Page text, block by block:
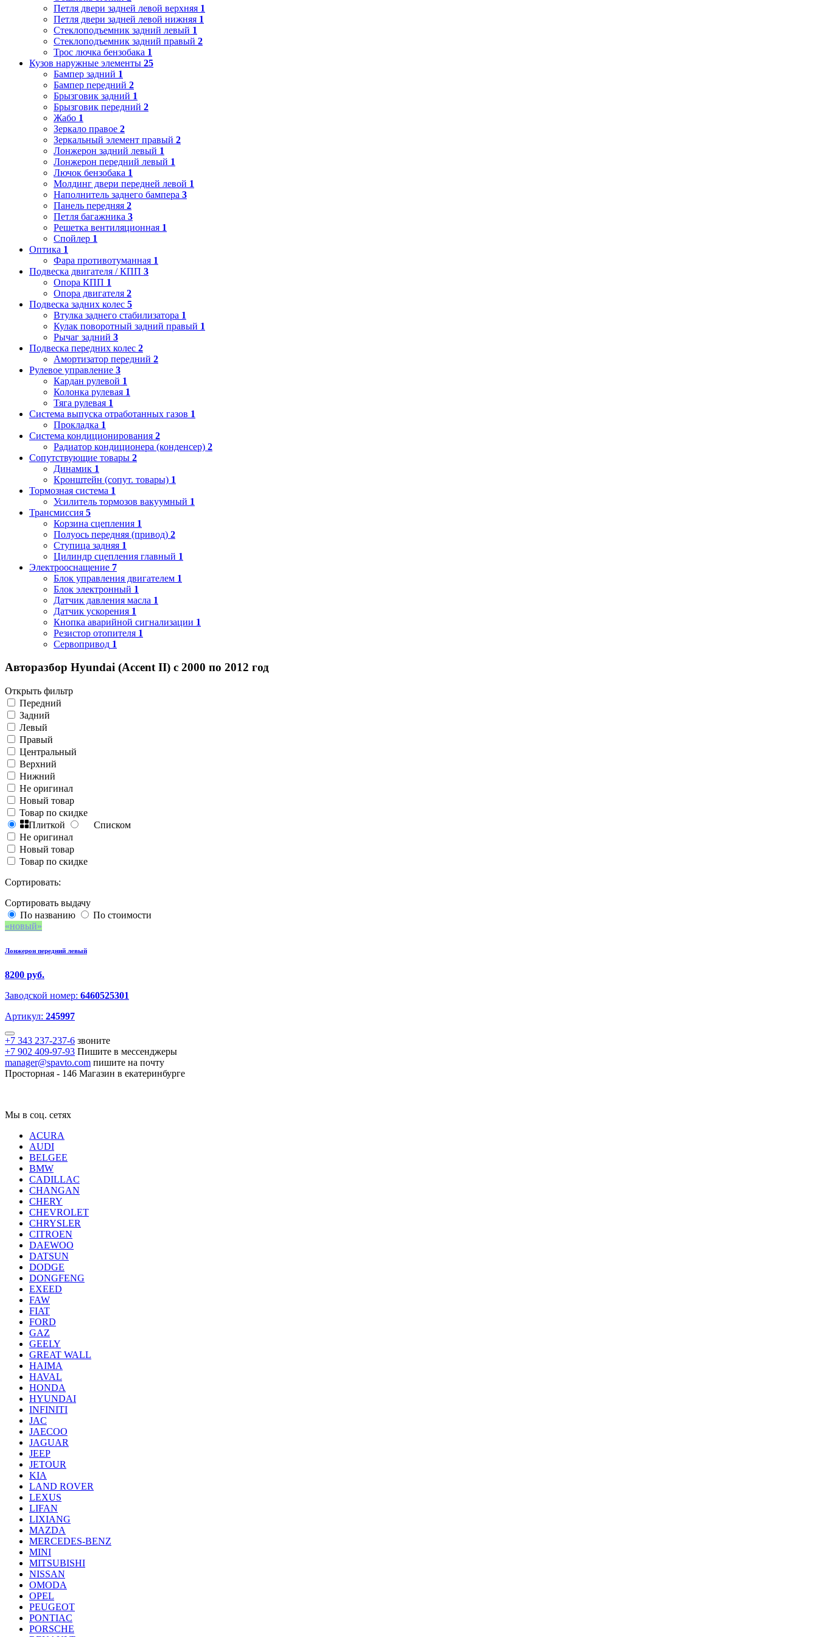
Петля двери задней левой верхняя 1
Петля двери задней левой нижняя 1
Стеклоподъемник задний левый 1
Стеклоподъемник задний правый 2
Трос лючка бензобака 1
Кузов наружные элементы 25
Бампер задний 1
Бампер передний 2
Брызговик задний 1
Брызговик передний 2
Жабо 1
Зеркало правое 2
Зеркальный элемент правый 2
Лонжерон задний левый 1
Лонжерон передний левый 1
Лючок бензобака 1
Молдинг двери передней левой 1
Наполнитель заднего бампера 3
Панель передняя 2
Петля багажника 3
Решетка вентиляционная 1
Спойлер 1
Оптика 1
Фара противотуманная 1
Подвеска двигателя / КПП 3
Опора КПП 1
Опора двигателя 2
Подвеска задних колес 5
Втулка заднего стабилизатора 1
Кулак поворотный задний правый 1
Рычаг задний 3
Подвеска передних колес 2
Амортизатор передний 2
Рулевое управление 3
Кардан рулевой 1
Колонка рулевая 1
Тяга рулевая 1
Система выпуска отработанных газов 1
Прокладка 1
Система кондиционирования 2
Радиатор кондиционера (конденсер) 2
Сопутствующие товары 2
Динамик 1
Кронштейн (сопут. товары) 1
Тормозная система 1
Усилитель тормозов вакуумный 1
Трансмиссия 5
Корзина сцепления 1
Полуось передняя (привод) 2
Ступица задняя 1
Цилиндр сцепления главный 1
Электрооснащение 7
Блок управления двигателем 1
Блок электронный 1
Датчик давления масла 1
Датчик ускорения 1
Кнопка аварийной сигнализации 1
Резистор отопителя 1
Сервопривод 1
Авторазбор Hyundai (Accent II) с 2000 по 2012 год
Открыть фильтр
Передний
Задний
Левый
Правый
Центральный
Верхний
Нижний
Не оригинал
Новый товар
Товар по скидке
Плиткой
Списком
Не оригинал
Новый товар
Товар по скидке
Сортировать:
Сортировать выдачу
По названию
По стоимости
новый
Лонжерон передний левый
8200 руб.
Заводской номер: 6460525301
Артикул: 245997
+7 343 237-237-6 звоните
+7 902 409-97-93 Пишите в мессенджеры
manager@spavto.com пишите на почту
Просторная - 146 Магазин в екатеринбурге
Мы в соц. сетях
ACURA
AUDI
BELGEE
BMW
CADILLAC
CHANGAN
CHERY
CHEVROLET
CHRYSLER
CITROEN
DAEWOO
DATSUN
DODGE
DONGFENG
EXEED
FAW
FIAT
FORD
GAZ
GEELY
GREAT WALL
HAIMA
HAVAL
HONDA
HYUNDAI
INFINITI
JAC
JAECOO
JAGUAR
JEEP
JETOUR
KIA
LAND ROVER
LEXUS
LIFAN
LIXIANG
MAZDA
MERCEDES-BENZ
MINI
MITSUBISHI
NISSAN
OMODA
OPEL
PEUGEOT
PONTIAC
PORSCHE